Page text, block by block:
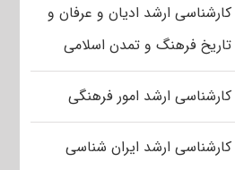
کارشناسی ارشد ادیان و عرفان و
تاریخ فرهنگ و تمدن اسلامی
کارشناسی ارشد امور فرهنگی
کارشناسی ارشد ایران شناسی